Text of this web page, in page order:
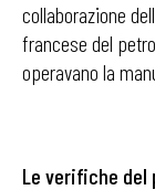
collaborazione
francese del
operavano la
Le verifiche